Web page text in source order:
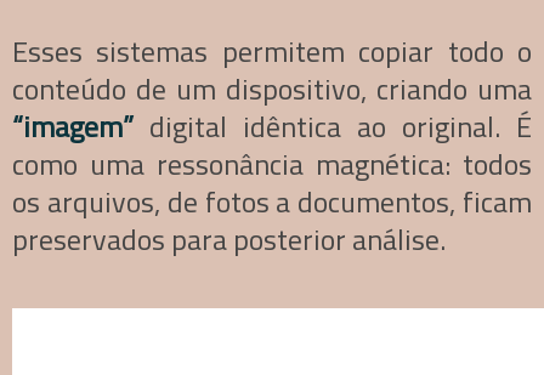
Esses sistemas permitem copiar todo o
conteúdo de um dispositivo, criando uma
“imagem” digital idêntica ao original. É
como uma ressonância magnética: todos
os arquivos, de fotos a documentos, ficam
preservados para posterior análise.